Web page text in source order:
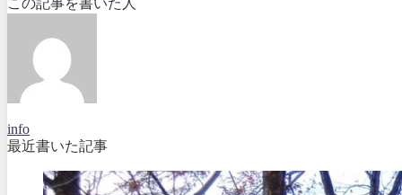
info
最近書いた記事